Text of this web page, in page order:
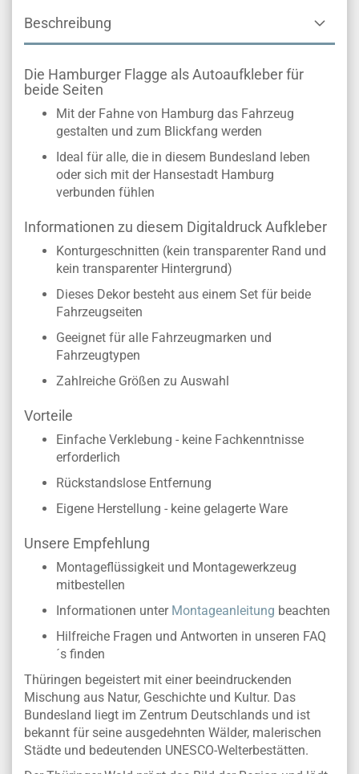
Beschreibung
Die Hamburger Flagge als Autoaufkleber für
beide Seiten
Mit der Fahne von Hamburg das Fahrzeug
gestalten und zum Blickfang werden
Ideal für alle, die in diesem Bundesland leben
oder sich mit der Hansestadt Hamburg
verbunden fühlen
Informationen zu diesem Digitaldruck Aufkleber
Konturgeschnitten (kein transparenter Rand und
kein transparenter Hintergrund)
Dieses Dekor besteht aus einem Set für beide
Fahrzeugseiten
Geeignet für alle Fahrzeugmarken und
Fahrzeugtypen
Zahlreiche Größen zu Auswahl
Vorteile
Einfache Verklebung - keine Fachkenntnisse
erforderlich
Rückstandslose Entfernung
Eigene Herstellung - keine gelagerte Ware
Unsere Empfehlung
Montageflüssigkeit und Montagewerkzeug
mitbestellen
Informationen unter Montageanleitung beachten
Hilfreiche Fragen und Antworten in unseren FAQ
´s finden
Thüringen begeistert mit einer beeindruckenden
Mischung aus Natur, Geschichte und Kultur. Das
Bundesland liegt im Zentrum Deutschlands und ist
bekannt für seine ausgedehnten Wälder, malerischen
Städte und bedeutenden UNESCO-Welterbestätten.